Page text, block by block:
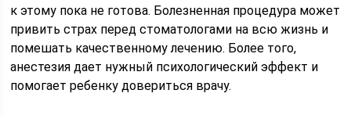
к этому пока не готова. Болезненная процедура может
привить страх перед стоматологами на всю жизнь и
помешать качественному лечению. Более того,
анестезия дает нужный психологический эффект и
помогает ребенку довериться врачу.